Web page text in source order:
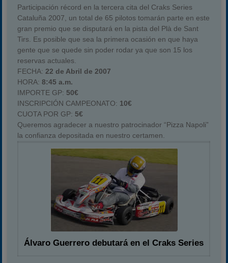
Participación récord en la tercera cita del Craks Series
Cataluña 2007, un total de 65 pilotos tomarán parte en este
gran premio que se disputará en la pista del Plà de Sant
Tirs. Es posible que sea la primera ocasión en que haya
gente que se quede sin poder rodar ya que son 15 los
reservas actuales.
FECHA:22 de Abril de 2007
HORA:8:45 a.m.
IMPORTE GP: 50€
INSCRIPCIÓN CAMPEONATO: 10€
CUOTA POR GP: 5€
Queremos agradecer a nuestro patrocinador “Pizza Napoli”
la confianza depositada en nuestro certamen.
Álvaro Guerrero debutará en el Craks Series